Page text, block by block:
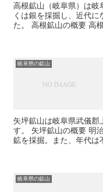
高根鉱山（岐阜県）は岐
くは銀を採掘し、近代
た。 高根鉱山の概要 高
岐阜県の鉱山
矢坪鉱山は岐阜県武儀
す。 矢坪鉱山の概要 明治年間には銅を採掘し、昭和30年代は磁硫鉄
鉱を採掘。また、年代は
岐阜県の鉱山